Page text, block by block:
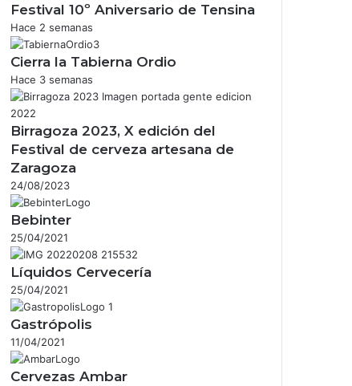
Festival 10º Aniversario de Tensina
Hace 2 semanas
Cierra la Tabierna Ordio
Hace 3 semanas
Birragoza 2023, X edición del
Festival de cerveza artesana de
Zaragoza
24/08/2023
Bebinter
25/04/2021
Líquidos Cervecería
25/04/2021
Gastrópolis
11/04/2021
Cervezas Ambar